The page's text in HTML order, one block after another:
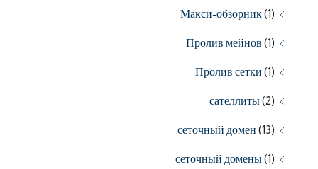
Макси-обзорник(1)
Пролив мейнов (1)
Пролив сетки (1)
сателлиты(2)
сеточный домен (13)
сеточный домены(1)